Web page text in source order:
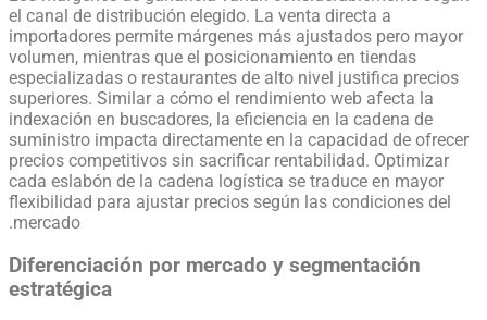
el canal de distribución elegido. La venta directa a
importadores permite márgenes más ajustados pero mayor
volumen, mientras que el posicionamiento en tiendas
especializadas o restaurantes de alto nivel justifica precios
superiores. Similar a cómo el rendimiento web afecta la
indexación en buscadores, la eficiencia en la cadena de
suministro impacta directamente en la capacidad de ofrecer
precios competitivos sin sacrificar rentabilidad. Optimizar
cada eslabón de la cadena logística se traduce en mayor
flexibilidad para ajustar precios según las condiciones del
mercado.
Diferenciación por mercado y segmentación
estratégica